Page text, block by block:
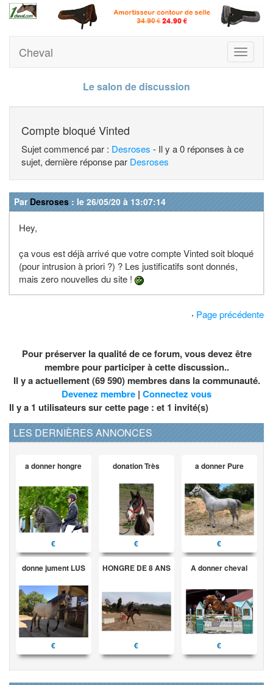
Toggle
Cheval
Le salon de discussion
Compte bloqué Vinted
Sujet commencé par : Desroses - Il y a 0 réponses à ce
sujet, dernière réponse par Desroses
Par Desroses : le 26/05/20 à 13:07:14
Hey,
ça vous est déjà arrivé que votre compte Vinted soit bloqué
(pour intrusion à priori ?) ? Les justificatifs sont donnés,
mais zero nouvelles du site !
· Page précédente
Pour préserver la qualité de ce forum, vous devez être
membre pour participer à cette discussion..
Il y a actuellement (69 590) membres dans la communauté.
Devenez membre | Connectez vous
Il y a 1 utilisateurs sur cette page : et 1 invité(s)
LES DERNIÈRES ANNONCES
a donner hongre
€
donation Très
€
a donner Pure
€
donne jument LUS
€
HONGRE DE 8 ANS
€
A donner cheval
€